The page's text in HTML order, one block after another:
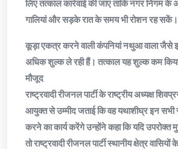
लिए तत्काल कार्रवाई की जाए ताकि नगर निगम के
गालियां और सड़के रात के समय भी रोशन रह सकें।
कूड़ा एकत्र करने वाली कंपनियां नथुआ वाला जैसे
अधिक शुल्क ले रही हैं। तत्काल यह शुल्क कम
मौजूद
राष्ट्रवादी रीजनल पार्टी के राष्ट्रीय अध्यक्ष
आयुक्त से उम्मीद जताई कि वह यथाशीघ्र इन
करने का कार्य करेंगे उन्होंने कहा कि यदि उपरोक्त
तो राष्ट्रवादी रीजनल पार्टी स्थानीय क्षेत्र